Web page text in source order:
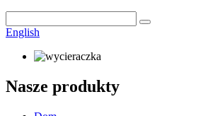
English
Nasze produkty